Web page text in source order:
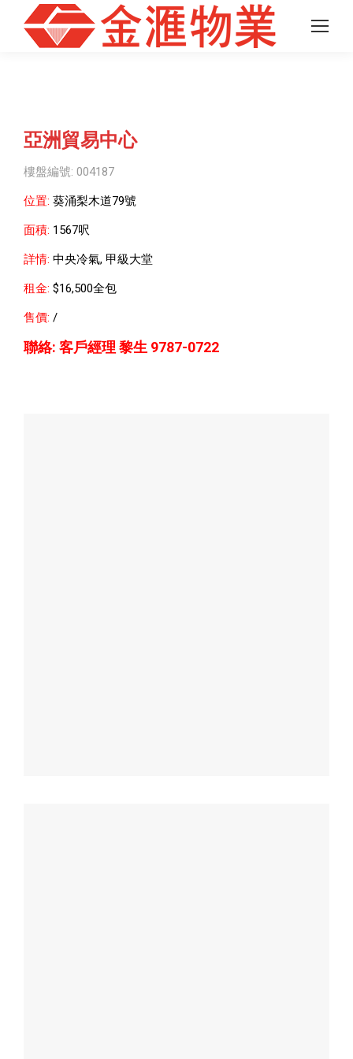
亞洲貿易中心
樓盤編號: 004187
位置: 葵涌梨木道79號
面積: 1567呎
詳情: 中央冷氣, 甲級大堂
租金: $16,500全包
售價: /
聯絡: 客戶經理 黎生 9787-0722